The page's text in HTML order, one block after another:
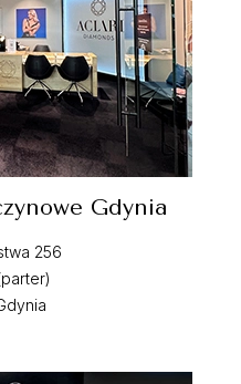
Gdynia
256